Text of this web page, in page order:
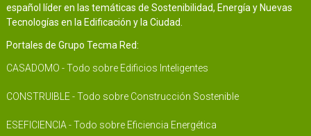
español líder en las temáticas de Sostenibilidad, Energía y Nuevas
Tecnologías en la Edificación y la Ciudad.
Portales de Grupo Tecma Red:
CASADOMO - Todo sobre Edificios Inteligentes
CONSTRUIBLE - Todo sobre Construcción Sostenible
ESEFICIENCIA - Todo sobre Eficiencia Energética